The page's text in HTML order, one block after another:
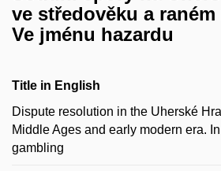
ve středověku a
Ve jménu hazardu
Title in English
Dispute resolution in the Uherské
Middle Ages and early modern era.
gambling